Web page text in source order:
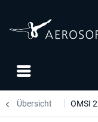
Übersicht OMSI 2